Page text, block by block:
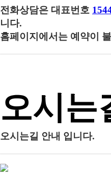
전화상담은 대표번호
니다.
홈페이지에서는 예약이
오시는
오시는길 안내 입니다.